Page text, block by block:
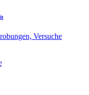
Versuche